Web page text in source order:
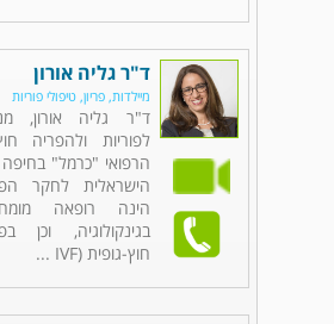
ד"ר גליה אורון
מיילדות, פריון, טיפולי פוריות
ד"ר גליה אורון,
לפוריות ולהפריה
הרפואי "כרמל"
הישראלית לחקר
הינה רופאה
בגינקולוגיה, וכן
חוץ-גופית (IVF ...